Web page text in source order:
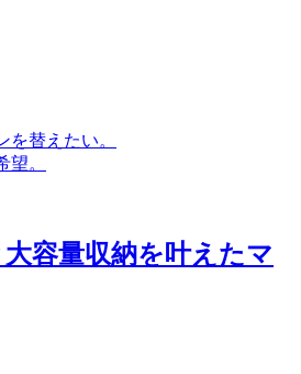
替えたい。
。
容量収納を叶えたマ